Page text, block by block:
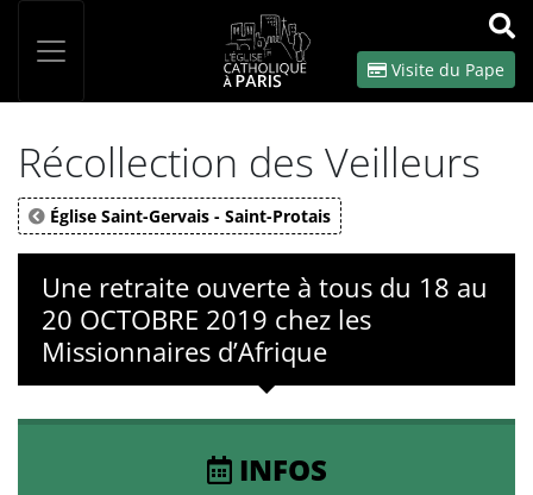
OK
Visite du Pape
Récollection des Veilleurs
Église Saint-Gervais - Saint-Protais
Une retraite ouverte à tous du 18 au
20 OCTOBRE 2019 chez les
Missionnaires d’Afrique
INFOS
Panneau de gestion des cookies